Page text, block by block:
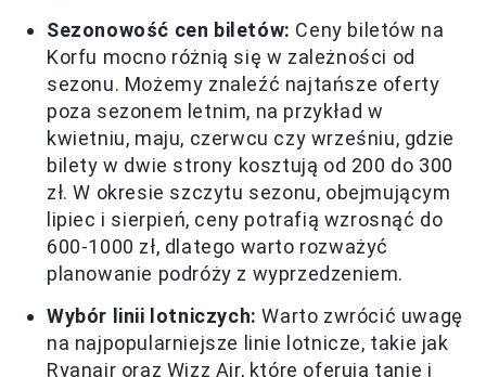
Sezonowość cen biletów: Ceny biletów na
Korfu mocno różnią się w zależności od
sezonu. Możemy znaleźć najtańsze oferty
poza sezonem letnim, na przykład w
kwietniu, maju, czerwcu czy wrześniu, gdzie
bilety w dwie strony kosztują od 200 do 300
zł. W okresie szczytu sezonu, obejmującym
lipiec i sierpień, ceny potrafią wzrosnąć do
600-1000 zł, dlatego warto rozważyć
planowanie podróży z wyprzedzeniem.
Wybór linii lotniczych: Warto zwrócić uwagę
na najpopularniejsze linie lotnicze, takie jak
Ryanair oraz Wizz Air, które oferują tanie i